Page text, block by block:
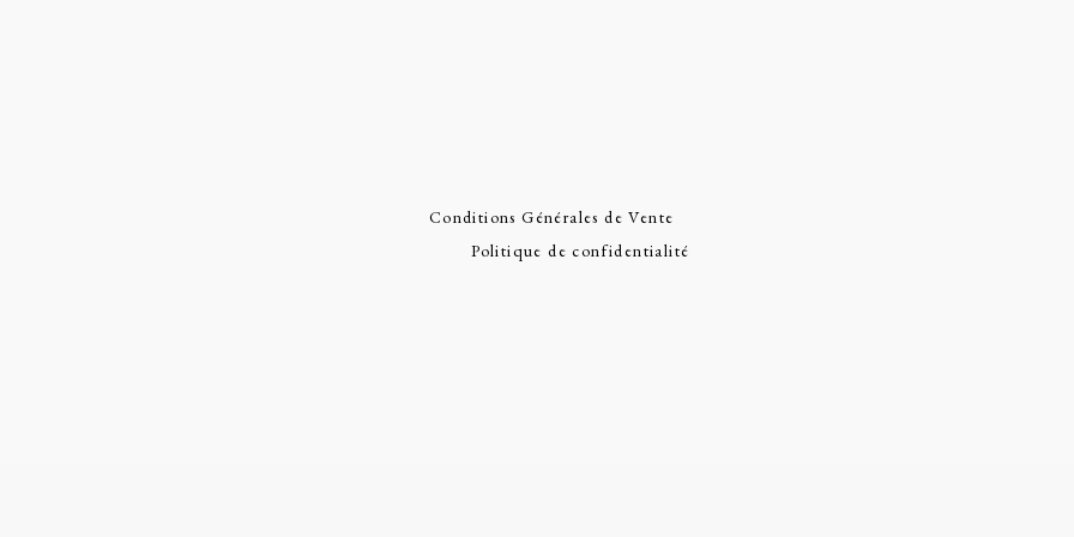
Conditions Générales de Vente
Politique de confidentialité